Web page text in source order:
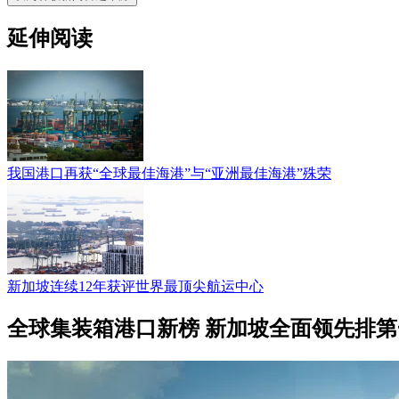
延伸阅读
我国港口再获“全球最佳海港”与“亚洲最佳海港”殊荣
新加坡连续12年获评世界最顶尖航运中心
全球集装箱港口新榜 新加坡全面领先排